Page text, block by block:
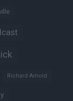
Richard Arnold